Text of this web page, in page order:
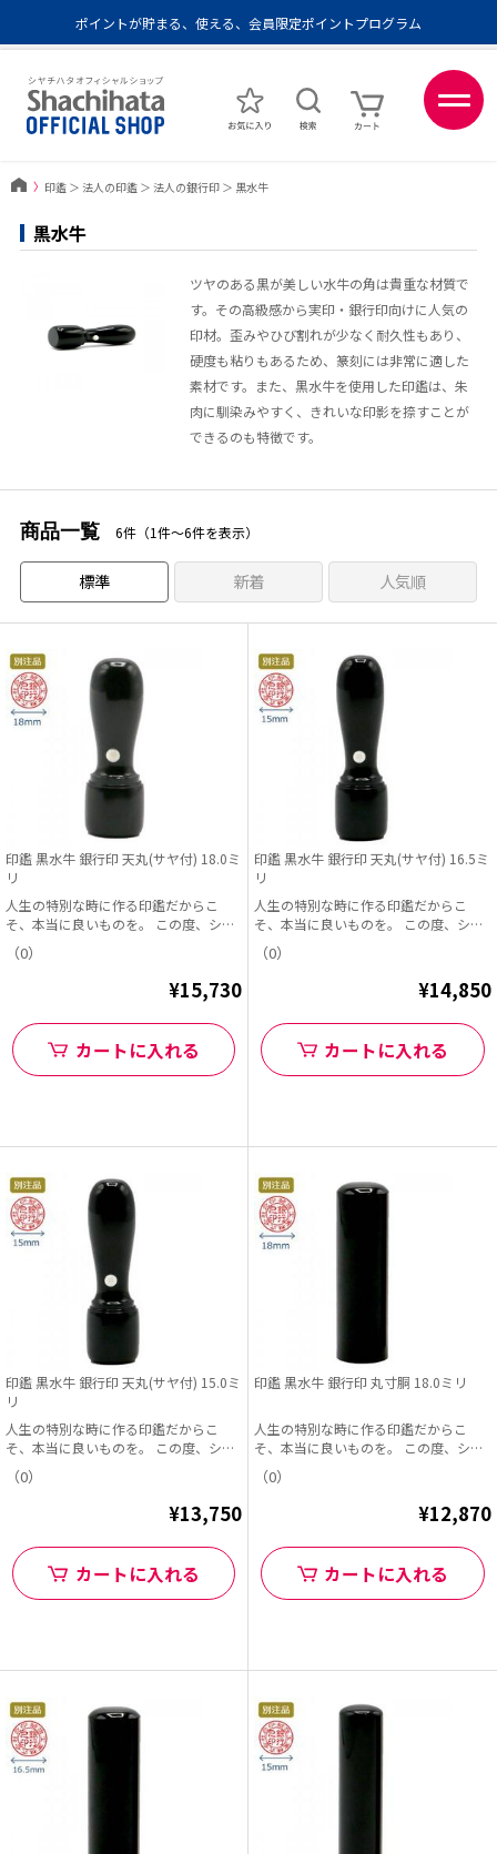
ポイントが貯まる、使える、会員限定ポイントプログラム
メール便1,500円以上 / 宅配便3,500円以上のお買い物で送料無料
あなたに最適なスタンプをシヤチハタがレコメンド
〉 印鑑＞ 法人の印鑑＞ 法人の銀行印＞ 黒水牛
黒水牛
ツヤのある黒が美しい水牛の角は貴重な材質で
す。その高級感から実印・銀行印向けに人気の
印材。歪みやひび割れが少なく耐久性もあり、
硬度も粘りもあるため、篆刻には非常に適した
素材です。また、黒水牛を使用した印鑑は、朱
肉に馴染みやすく、きれいな印影を捺すことが
できるのも特徴です。
商品一覧 6件（1件〜6件を表示）
標準 新着 人気順
印鑑 黒水牛 銀行印 天丸(サヤ付) 18.0ミ
リ
人生の特別な時に作る印鑑だからこ
そ、本当に良いものを。 この度、シヤ
チハタオフィシャル...
（0）
¥15,730
カートに入れる
印鑑 黒水牛 銀行印 天丸(サヤ付) 16.5ミ
リ
人生の特別な時に作る印鑑だからこ
そ、本当に良いものを。 この度、シヤ
チハタオフィシャル...
（0）
¥14,850
カートに入れる
印鑑 黒水牛 銀行印 天丸(サヤ付) 15.0ミ
リ
人生の特別な時に作る印鑑だからこ
そ、本当に良いものを。 この度、シヤ
チハタオフィシャル...
（0）
¥13,750
カートに入れる
印鑑 黒水牛 銀行印 丸寸胴 18.0ミリ
人生の特別な時に作る印鑑だからこ
そ、本当に良いものを。 この度、シヤ
チハタオフィシャル...
（0）
¥12,870
カートに入れる